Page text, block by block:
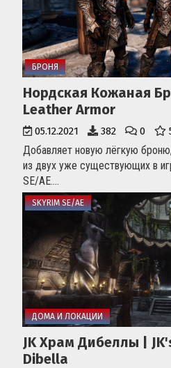
БРОНЯ
Нордская Кожаная
Leather Armor
05.12.2021 382 0
Добавляет новую лёгкую
из двух уже существующих в
SE/AE....
SKYRIM SE/AE
ДОМА И ЛОКАЦИИ
JK Храм Дибеллы |
Dibella